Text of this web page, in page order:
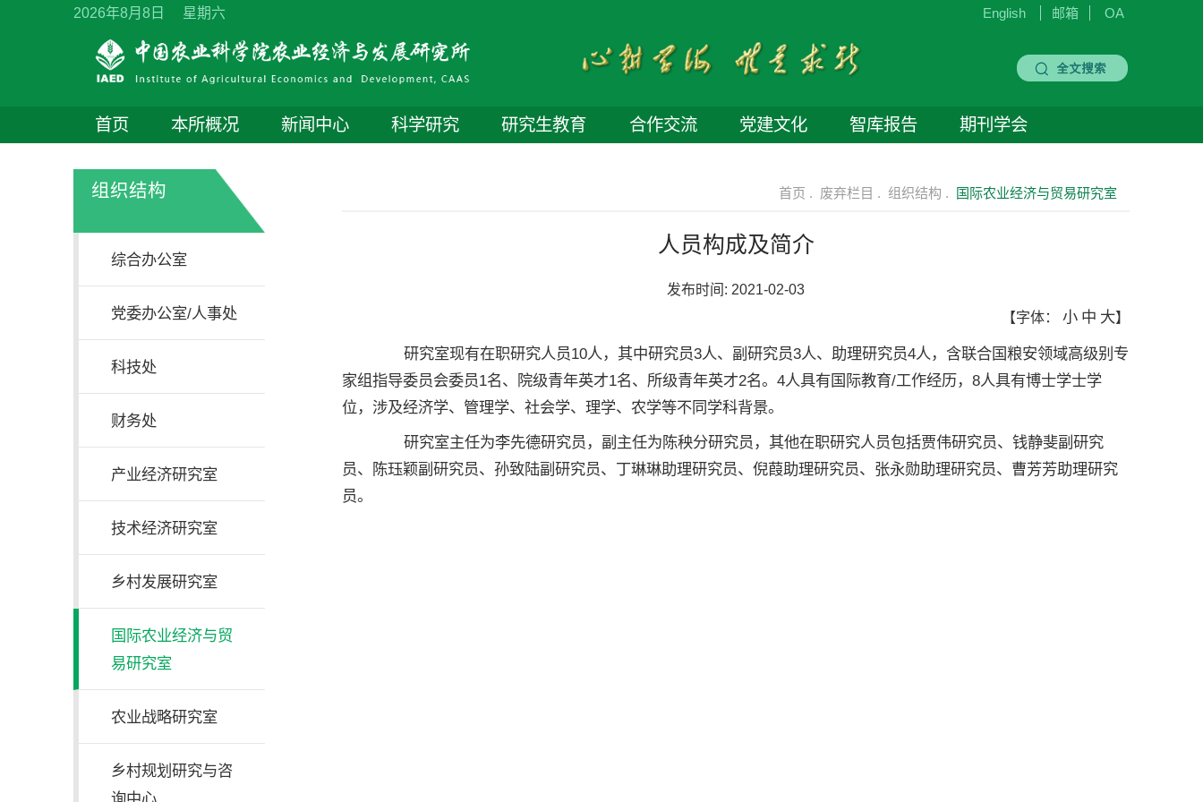
English 邮箱 OA
2026年8月8日 星期六
首页 本所概况 新闻中心 科学研究 研究生教育 合作交流 党建文化 智库报告 期刊学会
组织结构
综合办公室
党委办公室/人事处
科技处
财务处
产业经济研究室
技术经济研究室
乡村发展研究室
国际农业经济与贸
易研究室
农业战略研究室
乡村规划研究与咨
询中心
首页 . 废弃栏目 . 组织结构 . 国际农业经济与贸易研究室
人员构成及简介
发布时间: 2021-02-03
【字体： 小 中 大】
研究室现有在职研究人员10人，其中研究员3人、副研究员3人、助理研究员4人，含联合国粮安领域高级别专
家组指导委员会委员1名、院级青年英才1名、所级青年英才2名。4人具有国际教育/工作经历，8人具有博士学士学
位，涉及经济学、管理学、社会学、理学、农学等不同学科背景。
研究室主任为李先德研究员，副主任为陈秧分研究员，其他在职研究人员包括贾伟研究员、钱静斐副研究
员、陈珏颖副研究员、孙致陆副研究员、丁琳琳助理研究员、倪葭助理研究员、张永勋助理研究员、曹芳芳助理研究
员。